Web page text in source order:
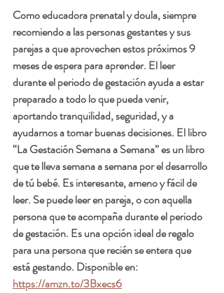
Como educadora prenatal y doula, siempre
recomiendo a las personas gestantes y sus
parejas a que aprovechen estos próximos 9
meses de espera para aprender. El leer
durante el periodo de gestación ayuda a estar
preparado a todo lo que pueda venir,
aportando tranquilidad, seguridad, y a
ayudarnos a tomar buenas decisiones. El libro
“La Gestación Semana a Semana” es un libro
que te lleva semana a semana por el desarrollo
de tú bebé. Es interesante, ameno y fácil de
leer. Se puede leer en pareja, o con aquella
persona que te acompaña durante el periodo
de gestación. Es una opción ideal de regalo
para una persona que recién se entera que
está gestando. Disponible en:
https://amzn.to/3Bxecs6